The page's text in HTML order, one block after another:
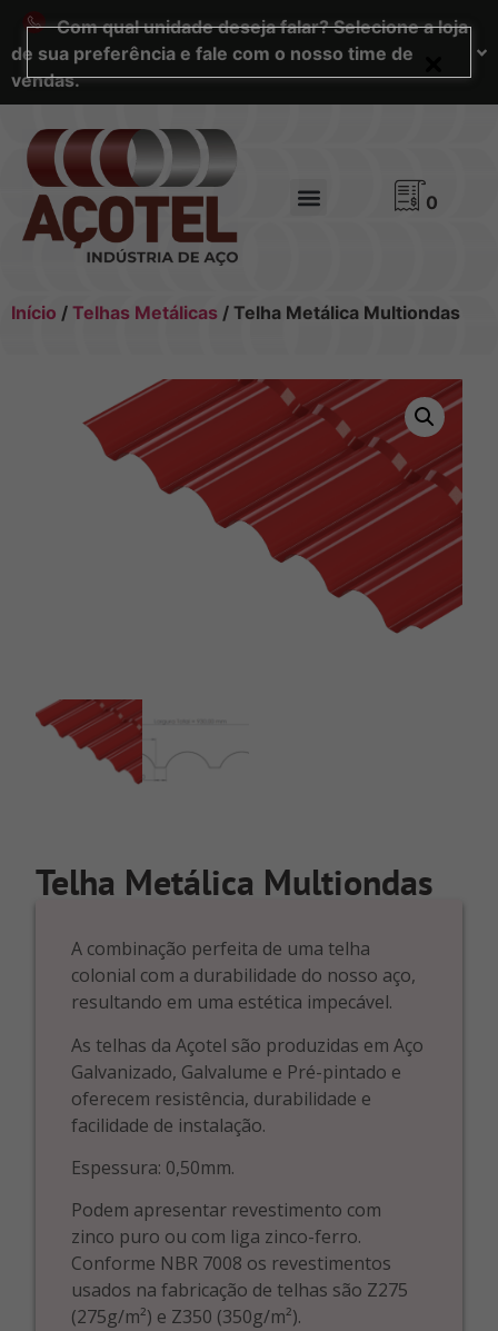
Com qual unidade deseja falar? Selecione a loja
de sua preferência e fale com o nosso time de
vendas.
0
Início / Telhas Metálicas / Telha Metálica Multiondas
Telha Metálica Multiondas
A combinação perfeita de uma telha
colonial com a durabilidade do nosso aço,
resultando em uma estética impecável.
As telhas da Açotel são produzidas em Aço
Galvanizado, Galvalume e Pré-pintado e
oferecem resistência, durabilidade e
facilidade de instalação.
Espessura: 0,50mm.
Podem apresentar revestimento com
zinco puro ou com liga zinco-ferro.
Conforme NBR 7008 os revestimentos
usados na fabricação de telhas são Z275
(275g/m²) e Z350 (350g/m²).